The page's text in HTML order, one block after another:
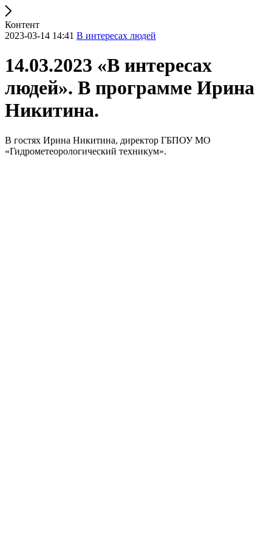
Контент
2023-03-14 14:41 В интересах людей
14.03.2023 «В интересах
людей». В программе Ирина
Никитина.
В гостях Ирина Никитина, директор ГБПОУ МО
«Гидрометеорологический техникум».